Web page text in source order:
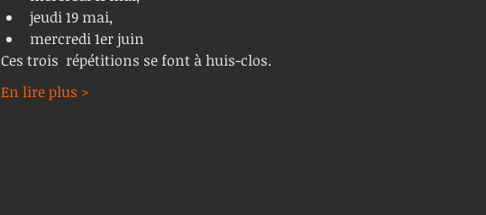
jeudi 19 mai,
mercredi 1er juin
Ces trois  répétitions se font à huis-clos.
En lire plus >